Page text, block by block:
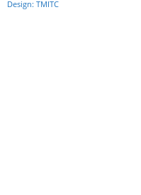
Design: TMITC